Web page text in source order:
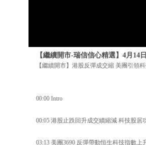
【繼續開市-瑞信信心精選】4月
【繼續開市】港股反彈成交縮 美團引領
00:00 Intro
00:05 港股止跌回升成交續縮減 科技股
03:13 美團3690 反彈帶動恒生科技指數